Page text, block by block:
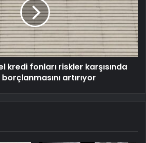
kredi fonları riskler karşısında
artırıyor